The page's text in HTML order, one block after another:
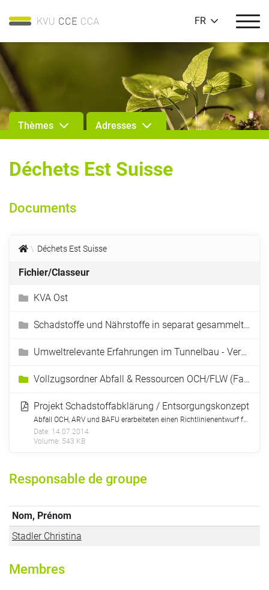
FR
Thèmes Adresses
Déchets Est Suisse
Documents
Déchets Est Suisse
Fichier/Classeur
KVA Ost
Schadstoffe und Nährstoffe in separat gesammeltem Herbstlaub
Umweltrelevante Erfahrungen im Tunnelbau - Verwertung von Tunnelausbruchmaterial
Vollzugsordner Abfall & Ressourcen OCH/FLW (Fakten- und Merkblätter)
Projekt Schadstoffabklärung / Entsorgungskonzept
Abfall OCH, ARV und BAFU erarbeiteten einen Richtlinienentwurf für die in der revidierten TVA vorgesehene Pflicht zur Schadstoffabklärung bei Umbau- und Rückbauarbeiten.
Date: 14.07.2014
Volume: 543 KB
Responsable de groupe
Nom, Prénom
Stadler Christina
Membres